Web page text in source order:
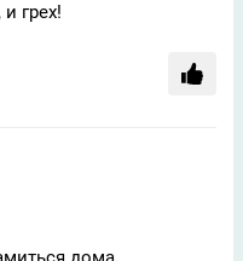
грех!